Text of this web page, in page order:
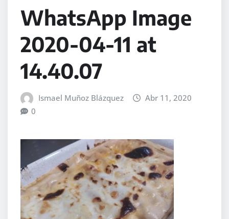
WhatsApp Image
2020-04-11 at
14.40.07
Ismael Muñoz Blázquez
Abr 11, 2020
0